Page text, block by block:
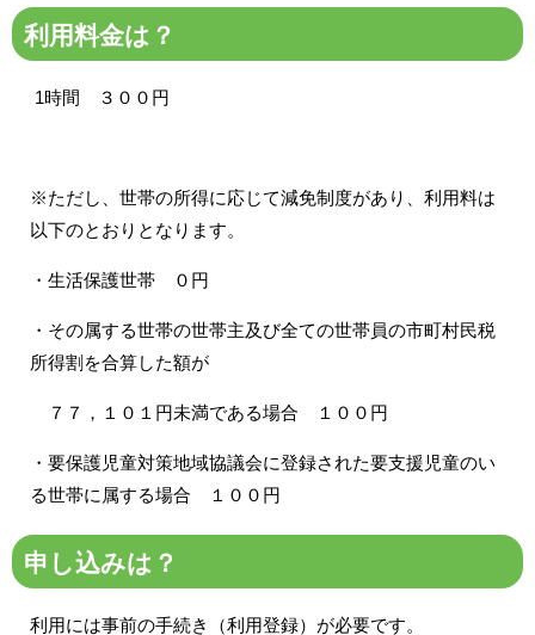
利用料金は？
1時間 ３００円
※ただし、世帯の所得に応じて減免制度があり、利用料は
以下のとおりとなります。
・生活保護世帯 ０円
・その属する世帯の世帯主及び全ての世帯員の市町村民税
所得割を合算した額が
７７，１０１円未満である場合 １００円
・要保護児童対策地域協議会に登録された要支援児童のい
る世帯に属する場合 １００円
申し込みは？
利用には事前の手続き（利用登録）が必要です。